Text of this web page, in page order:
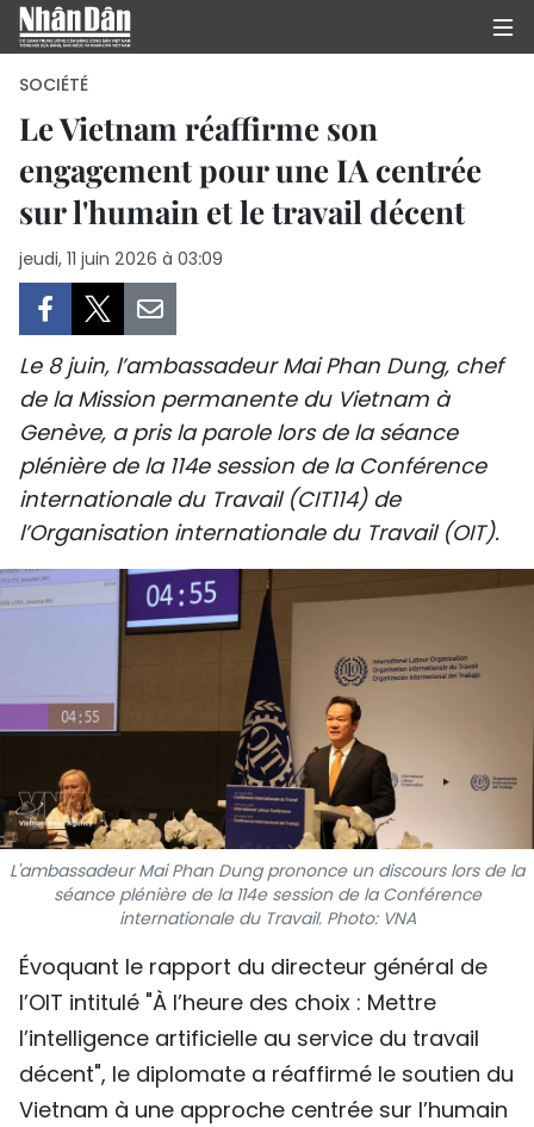
PAGE D'ACCUEIL
POLITIQUE
CULTURE
TOURISME
ENVIRONNEMENT
SPORT
FRANCOPHONIE
PAYS NATAL
INTERNATIONAL
MÉGASTORIE
INFOGRAPHIE
PHOTO
VIDÉO
À PROPOS DU "PEUPLE"
TIẾNG VIỆT
SOCIÉTÉ
Le Vietnam réaffirme son
engagement pour une IA centrée
sur l'humain et le travail décent
jeudi, 11 juin 2026 à 03:09
Le 8 juin, l’ambassadeur Mai Phan Dung, chef
de la Mission permanente du Vietnam à
Genève, a pris la parole lors de la séance
plénière de la 114e session de la Conférence
internationale du Travail (CIT114) de
l’Organisation internationale du Travail (OIT).
L'ambassadeur Mai Phan Dung prononce un discours lors de la
séance plénière de la 114e session de la Conférence
internationale du Travail. Photo: VNA
Évoquant le rapport du directeur général de
l’OIT intitulé "À l’heure des choix : Mettre
l’intelligence artificielle au service du travail
décent", le diplomate a réaffirmé le soutien du
Vietnam à une approche centrée sur l’humain